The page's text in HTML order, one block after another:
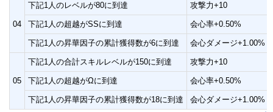
04
下記1人のレベルが80に到達 攻撃力+10
下記1人の超越がSSに到達 会心率+0.50%
下記1人の昇華因子の累計獲得数が6に到達 会心ダメージ+1.00%
05
下記1人の合計スキルレベルが150に到達 攻撃力+10
下記1人の超越がΩに到達 会心率+0.50%
下記1人の昇華因子の累計獲得数が18に到達 会心ダメージ+1.00%